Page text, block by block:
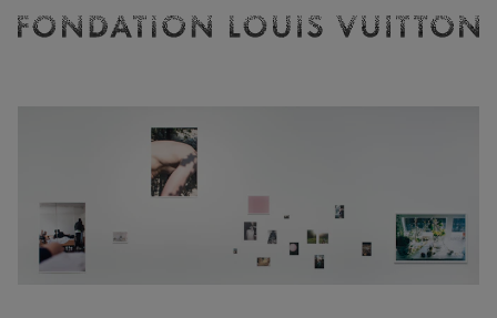
Billetterie